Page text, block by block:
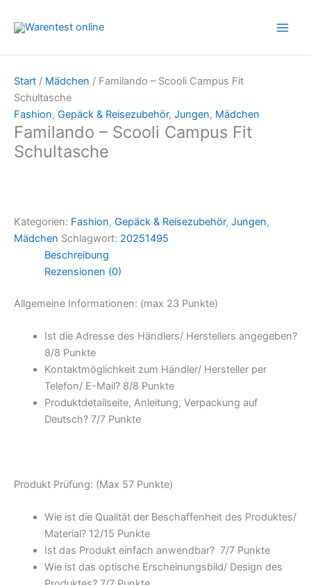
Inhalt
Start / Mädchen / Familando – Scooli Campus Fit
Schultasche
Fashion, Gepäck & Reisezubehör, Jungen, Mädchen
Familando – Scooli Campus Fit
Schultasche
Kategorien: Fashion, Gepäck & Reisezubehör, Jungen,
Mädchen Schlagwort: 20251495
Beschreibung
Rezensionen (0)
Allgemeine Informationen: (max 23 Punkte)
Ist die Adresse des Händlers/ Herstellers angegeben?
8/8 Punkte
Kontaktmöglichkeit zum Händler/ Hersteller per
Telefon/ E-Mail? 8/8 Punkte
Produktdetailseite, Anleitung, Verpackung auf
Deutsch? 7/7 Punkte
Produkt Prüfung: (Max 57 Punkte)
Wie ist die Qualität der Beschaffenheit des Produktes/
Material? 12/15 Punkte
Ist das Produkt einfach anwendbar? 7/7 Punkte
Wie ist das optische Erscheinungsbild/ Design des